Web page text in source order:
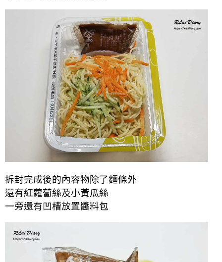
拆封完成後的內容物除了麵條外
還有紅蘿蔔絲及小黃瓜絲
一旁還有凹槽放置醬料包